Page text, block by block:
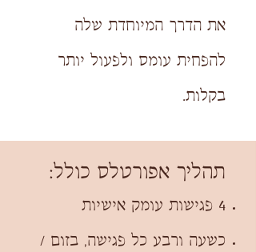
את הדרך המיוחדת שלה
להפחית עומס ולפעול יותר
בקלות.
תהליך אפורטלס כולל:
4 פגישות עומק אישיות
כשעה ורבע כל פגישה, בזום /